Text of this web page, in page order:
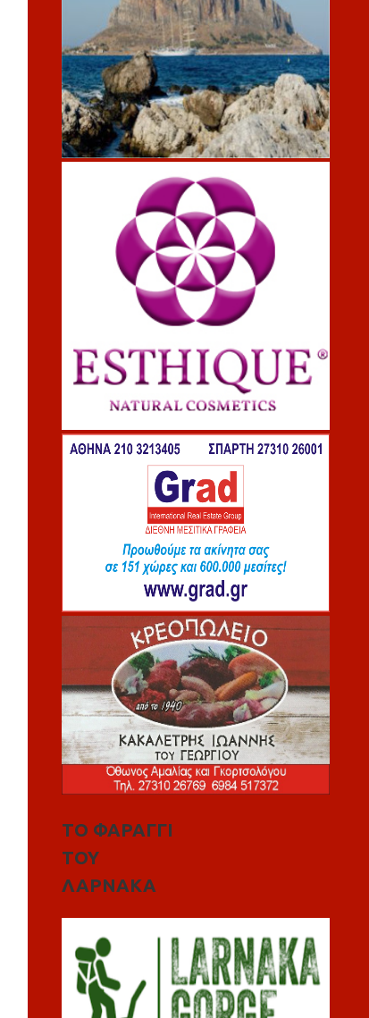
ΤΟ ΦΑΡΑΓΓΙ
ΤΟΥ
ΛΑΡΝΑΚΑ